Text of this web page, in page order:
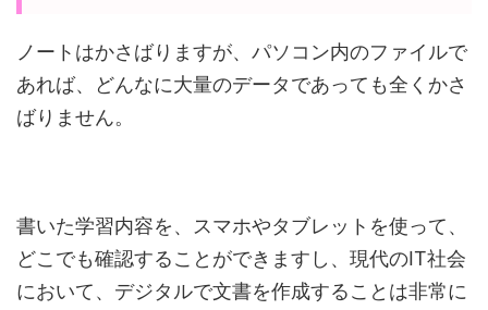
ノートはかさばりますが、パソコン内のファイルで
あれば、どんなに大量のデータであっても全くかさ
ばりません。
書いた学習内容を、スマホやタブレットを使って、
どこでも確認することができますし、現代のIT社会
において、デジタルで文書を作成することは非常に